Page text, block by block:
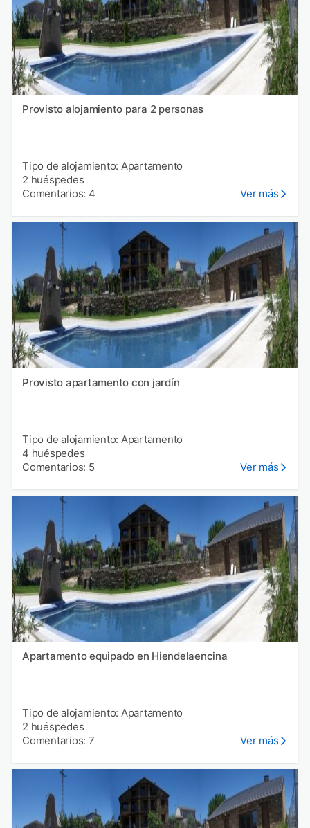
Provisto alojamiento para 2 personas
Tipo de alojamiento: Apartamento
2 huéspedes
Comentarios: 4
Ver más
Provisto apartamento con jardín
Tipo de alojamiento: Apartamento
4 huéspedes
Comentarios: 5
Ver más
Apartamento equipado en Hiendelaencina
Tipo de alojamiento: Apartamento
2 huéspedes
Comentarios: 7
Ver más